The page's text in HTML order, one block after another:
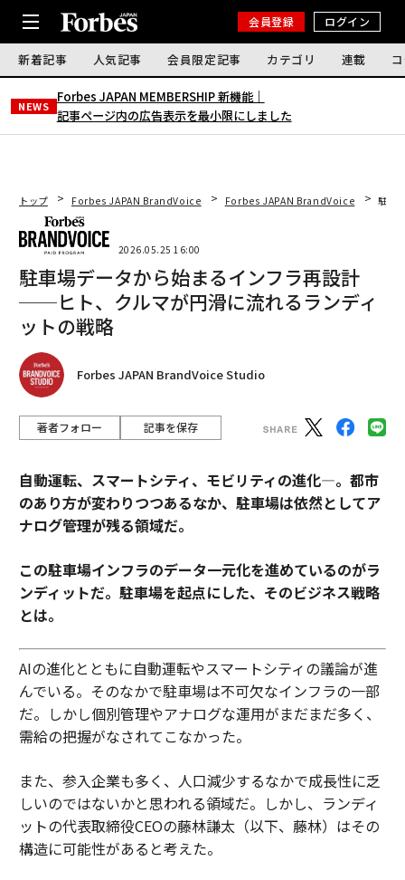
会員登録 ログイン
新着記事 人気記事 会員限定記事 カテゴリ 連載
NEWS
Forbes JAPAN MEMBERSHIP 新機能｜
記事ページ内の広告表示を最小限にしました
トップ Forbes JAPAN BrandVoice Forbes JAPAN BrandVoice 駐車
2026.05.25 16:00
駐車場データから始まるインフラ再設計
──ヒト、クルマが円滑に流れるランディ
ットの戦略
Forbes JAPAN BrandVoice Studio
著者フォロー 記事を保存
自動運転、スマートシティ、モビリティの進化―。都市
のあり方が変わりつつあるなか、駐車場は依然としてア
ナログ管理が残る領域だ。
この駐車場インフラのデータ一元化を進めているのがラ
ンディットだ。駐車場を起点にした、そのビジネス戦略
とは。
AIの進化とともに自動運転やスマートシティの議論が進
んでいる。そのなかで駐車場は不可欠なインフラの一部
だ。しかし個別管理やアナログな運用がまだまだ多く、
需給の把握がなされてこなかった。
また、参入企業も多く、人口減少するなかで成長性に乏
しいのではないかと思われる領域だ。しかし、ランディ
ットの代表取締役CEOの藤林謙太（以下、藤林）はその
構造に可能性があると考えた。